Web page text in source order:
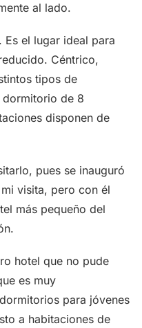
al lado.
Es el lugar ideal para
Céntrico,
tipos de
dormitorio de 8
disponen de
pues se inauguró
visita, pero con él
más pequeño del
hotel que no pude
es muy
para jóvenes
a habitaciones de